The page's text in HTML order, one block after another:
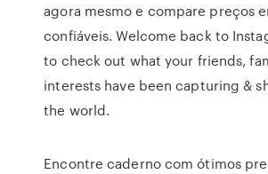
agora mesmo e compare preços
confiáveis. Welcome back to
to check out what your friends,
interests have been capturing &
the world.
Encontre caderno com ótimos